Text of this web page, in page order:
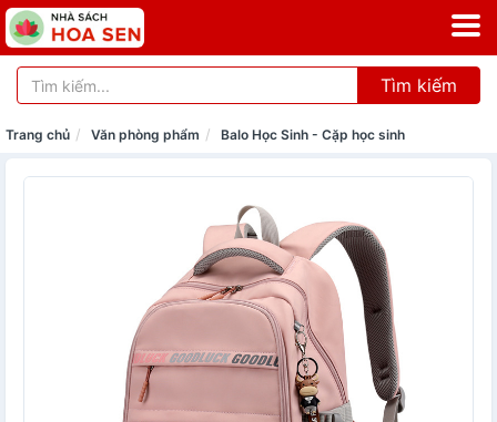
Tìm kiếm
Trang chủ Văn phòng phẩm Balo Học Sinh - Cặp học sinh